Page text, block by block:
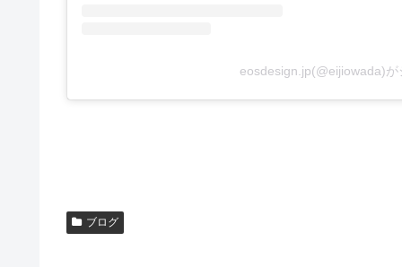
eosdesign.jp(@eijiowada)が
ブログ